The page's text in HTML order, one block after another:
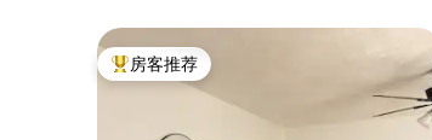
热门「房客推荐」
房客推荐